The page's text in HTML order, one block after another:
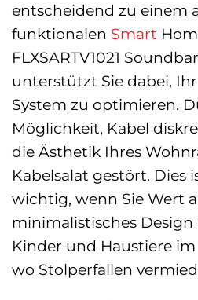
entscheidend zu einem
funktionalen Smart
FLXSARTV1021
unterstützt Sie dabei,
System zu optimieren.
Möglichkeit, Kabel
die Ästhetik Ihres
Kabelsalat gestört. Dies
wichtig, wenn Sie Wert
minimalistisches
Kinder und Haustiere im
wo Stolperfallen